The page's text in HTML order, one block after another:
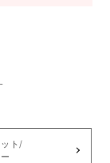
ト/